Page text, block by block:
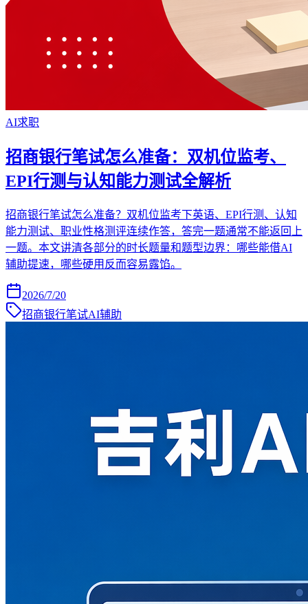
AI求职
招商银行笔试怎么准备：双机位监考、
EPI行测与认知能力测试全解析
招商银行笔试怎么准备？双机位监考下英语、EPI行测、认知
能力测试、职业性格测评连续作答，答完一题通常不能返回上
一题。本文讲清各部分的时长题量和题型边界：哪些能借AI
辅助提速，哪些硬用反而容易露馅。
2026/7/20
招商银行笔试AI辅助